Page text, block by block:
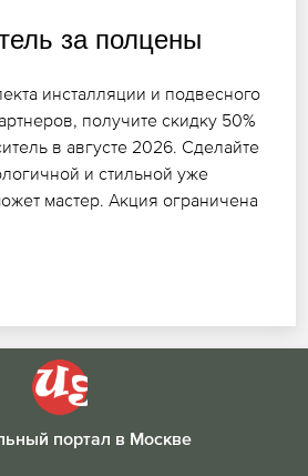
за полцены
инсталляции и подвесного
получите скидку 50%
в августе 2026. Сделайте
и стильной уже
мастер. Акция ограничена
портал в Москве